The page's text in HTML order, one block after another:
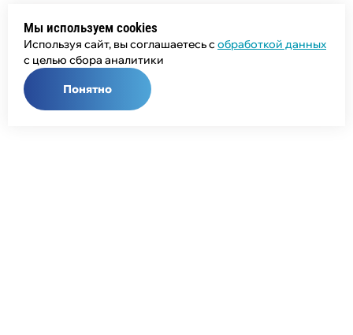
Мы используем cookies
Используя сайт, вы соглашаетесь с обработкой данных
с целью сбора аналитики
Понятно